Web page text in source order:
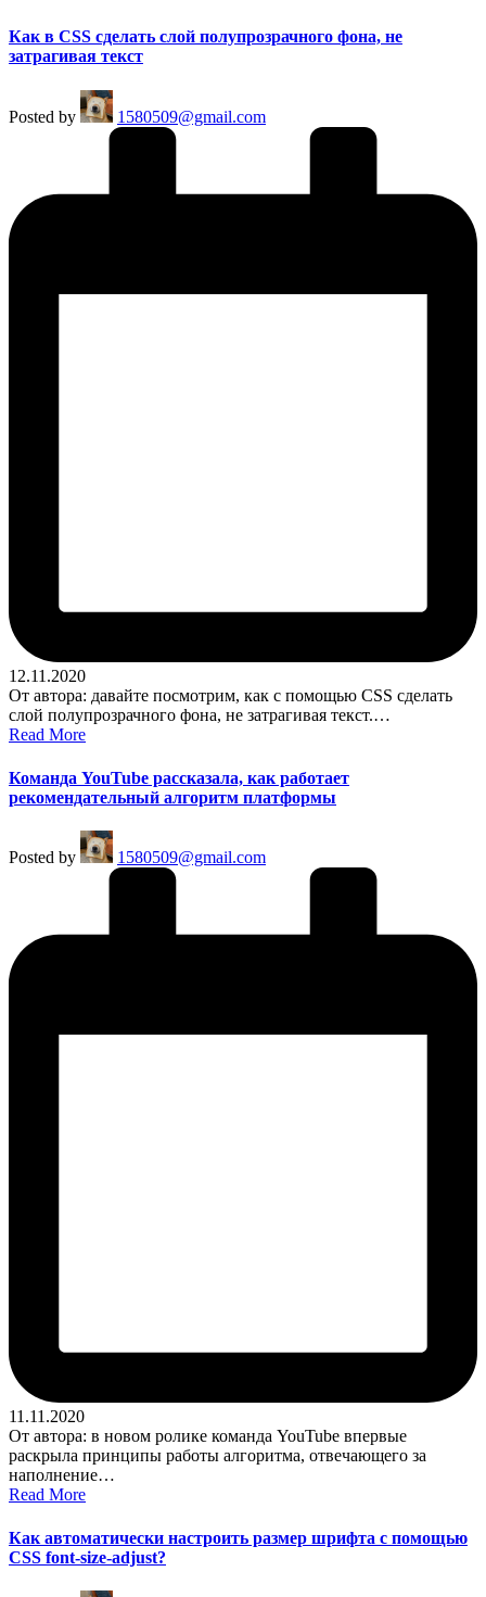
Как в CSS сделать слой полупрозрачного фона, не
затрагивая текст
Posted by 1580509@gmail.com
12.11.2020
От автора: давайте посмотрим, как с помощью CSS сделать
слой полупрозрачного фона, не затрагивая текст.…
Read More
Команда YouTube рассказала, как работает
рекомендательный алгоритм платформы
Posted by 1580509@gmail.com
11.11.2020
От автора: в новом ролике команда YouTube впервые
раскрыла принципы работы алгоритма, отвечающего за
наполнение…
Read More
Как автоматически настроить размер шрифта с помощью
CSS font-size-adjust?